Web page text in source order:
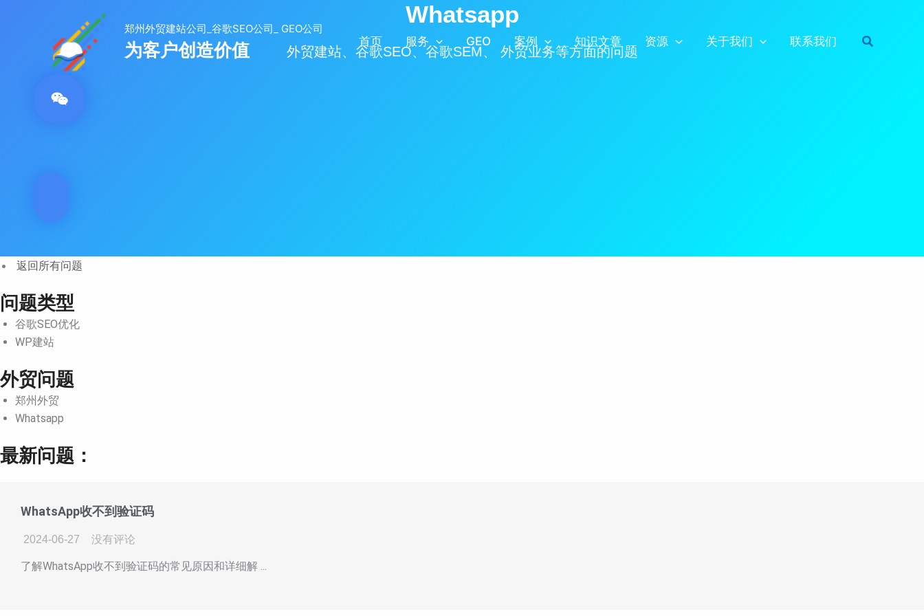
首页 服务 GEO 案例 知识文章 资源 关于我们 联系我们
搜
Whatsapp
外贸建站、谷歌SEO、谷歌SEM、 外贸业务等方面的问题
返回所有问题
问题类型
谷歌SEO优化
WP建站
外贸问题
郑州外贸
Whatsapp
最新问题：
WhatsApp收不到验证码
2024-06-27 没有评论
了解WhatsApp收不到验证码的常见原因和详细解 ...